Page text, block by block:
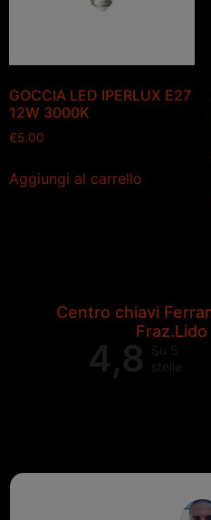
GOCCIA LED IPERLUX E27
12W 3000K
€5.00
Aggiungi al carrello
Centro chiavi
4,8
Su 5
stelle